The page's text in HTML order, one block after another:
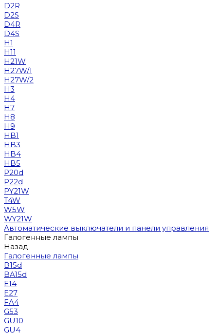
D2R
D2S
D4R
D4S
H1
H11
H21W
H27W/1
H27W/2
H3
H4
H7
H8
H9
HB1
HB3
HB4
HB5
P20d
P22d
PY21W
T4W
W5W
WY21W
Автоматические выключатели и панели управления
Галогенные лампы
Назад
Галогенные лампы
B15d
BA15d
E14
E27
FA4
G53
GU10
GU4